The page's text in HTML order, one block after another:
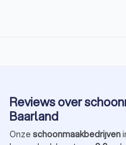
Reviews over
Baarland
Onze schoonmaakbedrijven